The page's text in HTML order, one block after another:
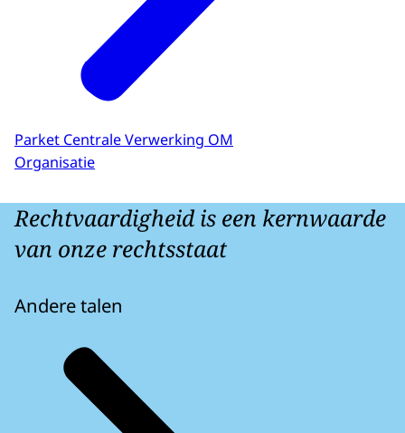
Parket Centrale Verwerking OM
Organisatie
Rechtvaardigheid is een kernwaarde
van onze rechtsstaat
Andere talen